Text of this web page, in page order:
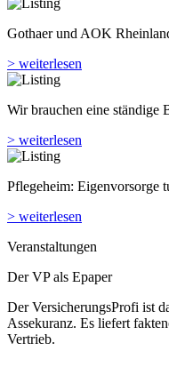
Gothaer und AOK
> weiterlesen
Wir brauchen eine ständige
> weiterlesen
Pflegeheim: Eigenvorsorge
> weiterlesen
Veranstaltungen
Der VP als Epaper
Der VersicherungsProfi ist
Assekuranz. Es liefert
Vertrieb.